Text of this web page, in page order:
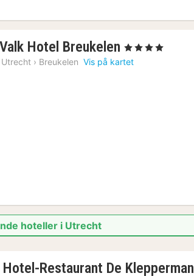
Hotel Breukelen 1
natt
, 4 Stjerner
Utrecht › Breukelen Vis på kartet
hoteller i Utrecht
Restaurant De Klepperman